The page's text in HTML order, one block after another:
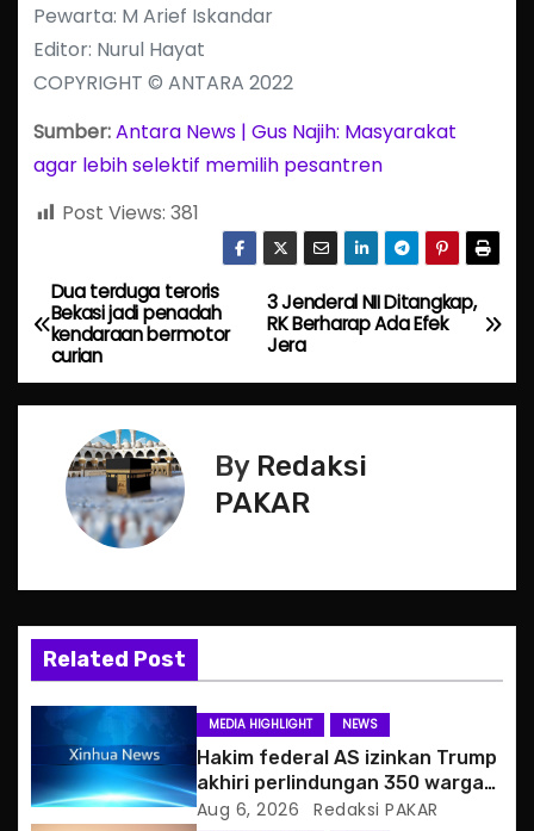
Pewarta: M Arief Iskandar
Editor: Nurul Hayat
COPYRIGHT © ANTARA 2022
Sumber:Antara News | Gus Najih: Masyarakat
agar lebih selektif memilih pesantren
Post Views: 381
P
o
s
v
g
a
t
3 Jenderal NII Ditangkap,
RK Berharap Ada Efek
Jera
Dua terduga teroris
Bekasi jadi penadah
kendaraan bermotor
curian
By Redaksi
PAKAR
Related Post
MEDIA HIGHLIGHT NEWS
Hakim federal AS izinkan Trump
akhiri perlindungan 350 warga
Haiti
Aug 6, 2026 Redaksi PAKAR